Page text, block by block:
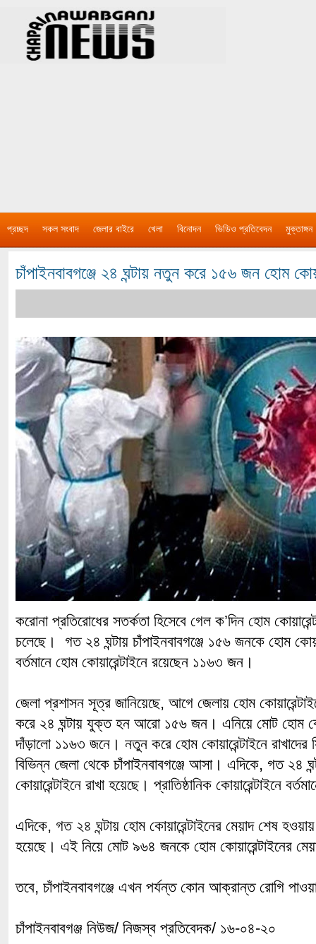
প্রচ্ছদ সকল সংবাদ জেলার বাইরে খেলা বিনোদন ভিডিও প্রতিবেদন মুক্তাঙ্গন
চাঁপাইনবাবগঞ্জে ২৪ ঘন্টায় নতুন করে ১৫৬ জন হোম
করোনা প্রতিরোধের সতর্কতা হিসেবে গেল ক’দিন হোম
চলেছে। গত ২৪ ঘন্টায় চাঁপাইনবাবগঞ্জে ১৫৬ জনকে হোম
বর্তমানে হোম কোয়ারেন্টাইনে রয়েছেন ১১৬৩ জন।
জেলা প্রশাসন সূত্র জানিয়েছে, আগে জেলায় হোম
করে ২৪ ঘন্টায় যুক্ত হন আরো ১৫৬ জন। এনিয়ে মোট হোম
দাঁড়ালো ১১৬৩ জনে। নতুন করে হোম কোয়ারেন্টাইনে রাখাদের
বিভিন্ন জেলা থেকে চাঁপাইনবাবগঞ্জে আসা। এদিকে, গত ২৪
কোয়ারেন্টাইনে রাখা হয়েছে। প্রাতিষ্ঠানিক কোয়ারেন্টাইনে
এদিকে, গত ২৪ ঘন্টায় হোম কোয়ারেন্টাইনের মেয়াদ শেষ
হয়েছে। এই নিয়ে মোট ৯৬৪ জনকে হোম কোয়ারেন্টাইনের
তবে, চাঁপাইনবাবগঞ্জে এখন পর্যন্ত কোন আক্রান্ত রোগি
চাঁপাইনবাবগঞ্জ নিউজ/ নিজস্ব প্রতিবেদক/ ১৬-০৪-২০